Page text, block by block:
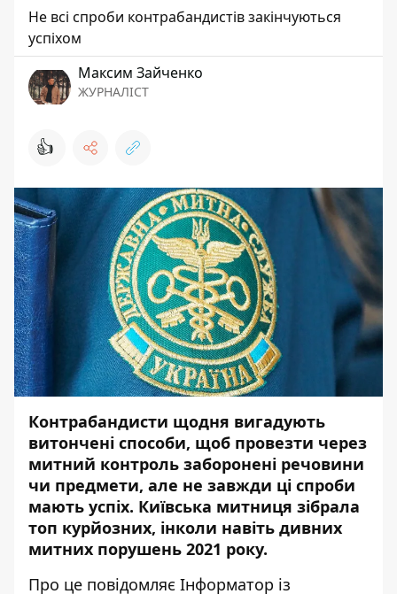
Не всі спроби контрабандистів закінчуються
успіхом
Максим Зайченко
ЖУРНАЛІСТ
👍
Контрабандисти щодня вигадують
витончені способи, щоб провезти через
митний контроль заборонені речовини
чи предмети, але не завжди ці спроби
мають успіх. Київська митниця зібрала
топ курйозних, інколи навіть дивних
митних порушень 2021 року.
Про це повідомляє Інформатор із